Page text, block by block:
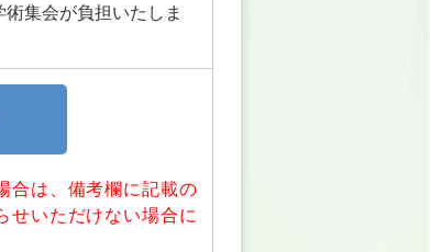
集会が負担いたしま
合は、備考欄に記載の
せいただけない場合に